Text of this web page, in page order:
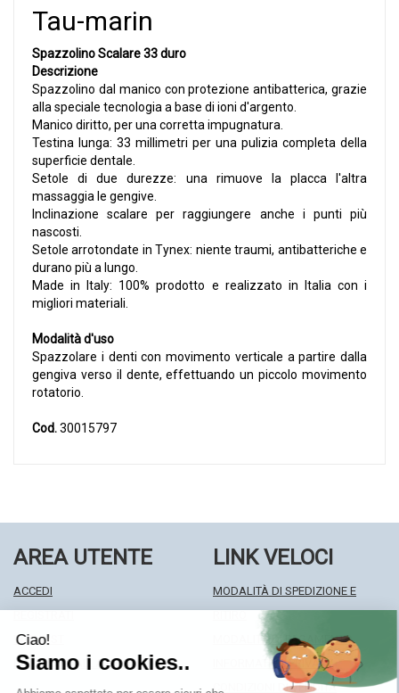
Tau-marin
Spazzolino Scalare 33 duro
Descrizione
Spazzolino dal manico con protezione antibatterica, grazie
alla speciale tecnologia a base di ioni d'argento.
Manico diritto, per una corretta impugnatura.
Testina lunga: 33 millimetri per una pulizia completa della
superficie dentale.
Setole di due durezze: una rimuove la placca l'altra
massaggia le gengive.
Inclinazione scalare per raggiungere anche i punti più
nascosti.
Setole arrotondate in Tynex: niente traumi, antibatteriche e
durano più a lungo.
Made in Italy: 100% prodotto e realizzato in Italia con i
migliori materiali.
Modalità d'uso
Spazzolare i denti con movimento verticale a partire dalla
gengiva verso il dente, effettuando un piccolo movimento
rotatorio.
Cod.30015797
AREA UTENTE
ACCEDI
WISHLIST
ISCRIZIONE ALLA NEWSLETTER
LINK VELOCI
MODALITÀ DI SPEDIZIONE E
MODALITÀ DI PAGAMENTO
INFORMATIVA PRIVACY
CONDIZIONI DI VENDITA